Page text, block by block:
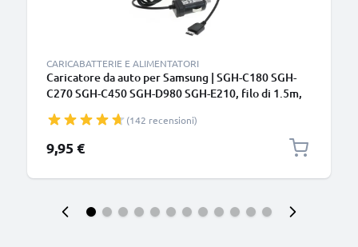
CARICABATTERIE E ALIMENTATORI
Caricatore da auto per Samsung | SGH-C180 SGH-
C270 SGH-C450 SGH-D980 SGH-E210, filo di 1.5m,
Caricabatteria potente e sicuro
(142 recensioni)
9,95 €